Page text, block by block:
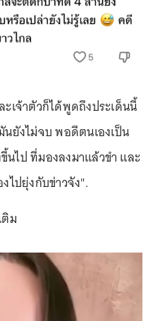
เจ้าตัวก็ได้พูดถึงประเด็นนี้
ยังไม่จบ พอดีตนเองเป็น
ไป ที่มองลงมาแล้วขำ และ
ไปยุ่งกับข่าวจัง".
ม